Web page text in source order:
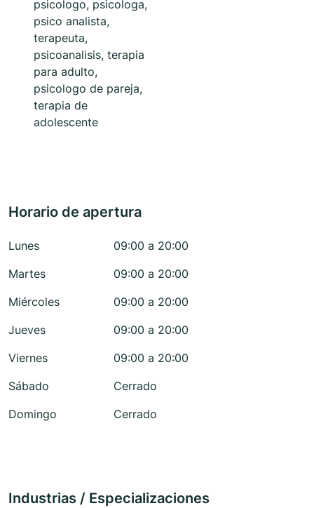
psicologo, psicologa,
psico analista,
terapeuta,
psicoanalisis, terapia
para adulto,
psicologo de pareja,
terapia de
adolescente
Horario de apertura
Lunes
09:00 a 20:00
Martes
09:00 a 20:00
Miércoles
09:00 a 20:00
Jueves
09:00 a 20:00
Viernes
09:00 a 20:00
Sábado
Cerrado
Domingo
Cerrado
Industrias / Especializaciones